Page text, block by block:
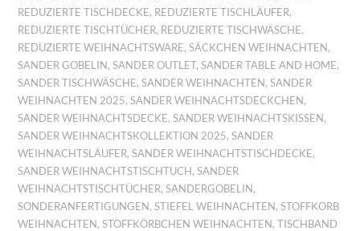
REDUZIERTE TISCHDECKE, REDUZIERTE TISCHLÄUFER,
REDUZIERTE TISCHTÜCHER, REDUZIERTE TISCHWÄSCHE,
REDUZIERTE WEIHNACHTSWARE,SÄCKCHEN WEIHNACHTEN,
SANDER GOBELIN,SANDER OUTLET,SANDER TABLE AND HOME,
SANDER TISCHWÄSCHE,SANDER WEIHNACHTEN,SANDER
WEIHNACHTEN 2025,SANDER WEIHNACHTSDECKCHEN,
SANDER WEIHNACHTSDECKE,SANDER WEIHNACHTSKISSEN,
SANDER WEIHNACHTSKOLLEKTION 2025,SANDER
WEIHNACHTSLÄUFER,SANDER WEIHNACHTSTISCHDECKE,
SANDER WEIHNACHTSTISCHTUCH,SANDER
WEIHNACHTSTISCHTÜCHER,SANDERGOBELIN,
SONDERANFERTIGUNGEN,STIEFEL WEIHNACHTEN,STOFFKORB
WEIHNACHTEN,STOFFKÖRBCHEN WEIHNACHTEN,TISCHBAND